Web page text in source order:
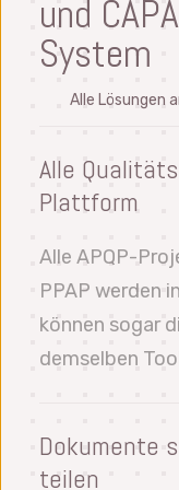
und
System
Alle Lösungen
Alle
Plattform
Alle APQP-
PPAP werden
können sogar
demselben
Dokumente
teilen